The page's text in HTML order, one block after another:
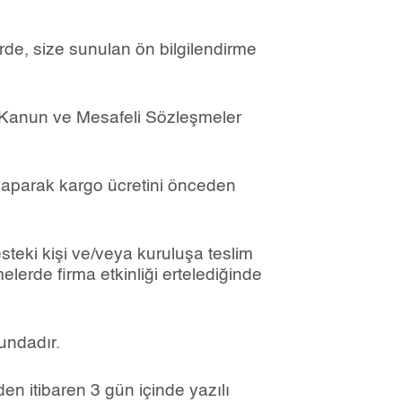
size sunulan ön bilgilendirme
Kanun ve Mesafeli Sözleşmeler
kargo ücretini önceden
kişi ve/veya kuruluşa teslim
firma etkinliği ertelediğinde
itibaren 3 gün içinde yazılı